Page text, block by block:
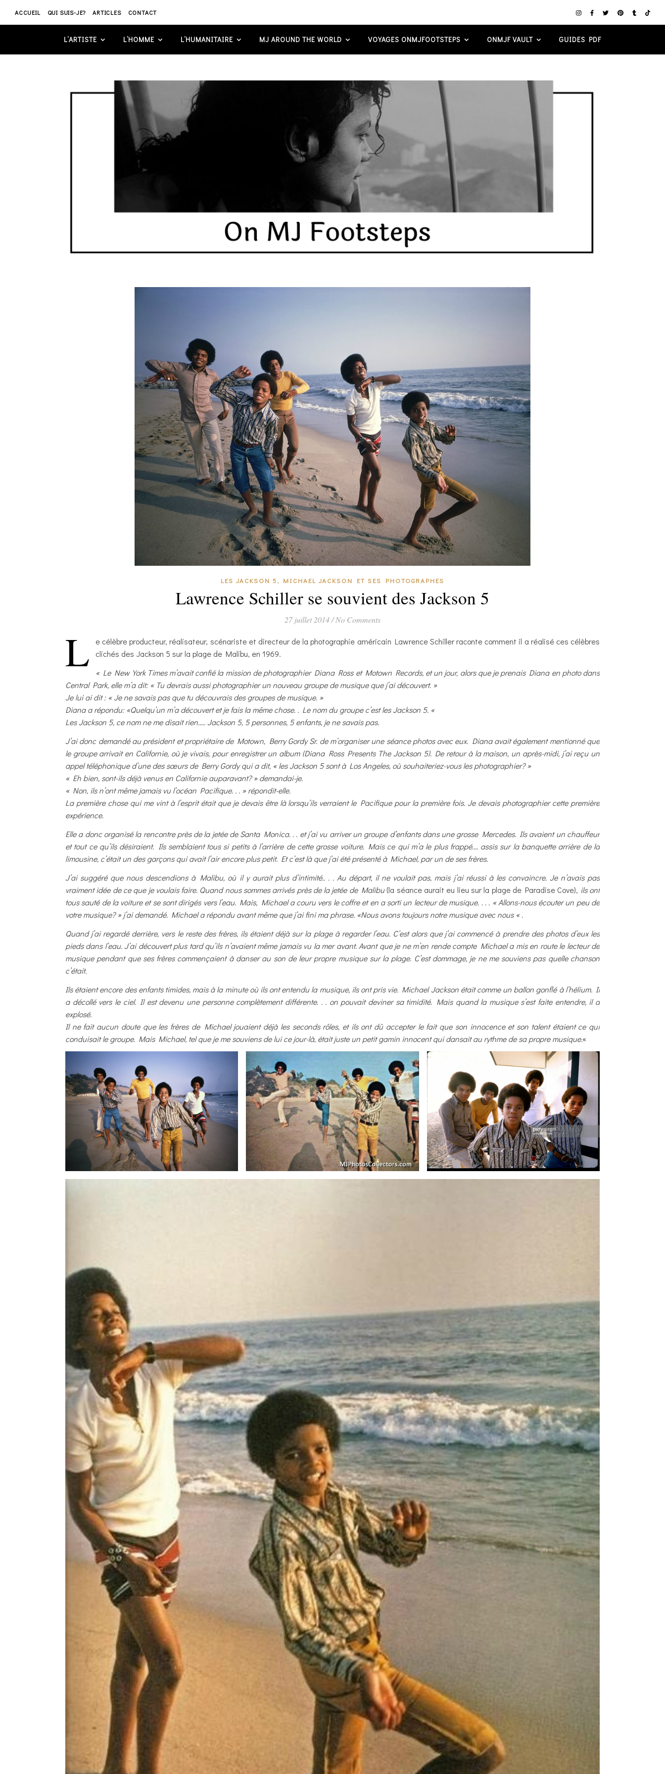
ACCUEIL QUI SUIS-JE? ARTICLES CONTACT
L’ARTISTE L’HOMME L’HUMANITAIRE MJ AROUND THE WORLD VOYAGES ONMJFOOTSTEPS ONMJF VAULT GUIDES PDF
LES JACKSON 5, MICHAEL JACKSON ET SES PHOTOGRAPHES
Lawrence Schiller se souvient des Jackson 5
27 juillet 2014/ No Comments
L
e célèbre producteur, réalisateur, scénariste et directeur de la photographie américain Lawrence Schiller raconte comment il a réalisé ces célèbres
clichés des Jackson 5 sur la plage de Malibu, en 1969.
« Le New York Times m’avait confié la mission de photographier Diana Ross et Motown Records, et un jour, alors que je prenais Diana en photo dans
Central Park, elle m’a dit: « Tu devrais aussi photographier un nouveau groupe de musique que j’ai découvert. »
Je lui ai dit : « Je ne savais pas que tu découvrais des groupes de musique. »
Diana a répondu: «Quelqu’un m’a découvert et je fais la même chose. . Le nom du groupe c’est les Jackson 5. «
Les Jackson 5, ce nom ne me disait rien….. Jackson 5, 5 personnes, 5 enfants, je ne savais pas.
J’ai donc demandé au président et propriétaire de Motown, Berry Gordy Sr. de m’organiser une séance photos avec eux. Diana avait également mentionné que
le groupe arrivait en Californie, où je vivais, pour enregistrer un album (Diana Ross Presents The Jackson 5). De retour à la maison, un après-midi, j’ai reçu un
appel téléphonique d’une des sœurs de Berry Gordy qui a dit, « les Jackson 5 sont à Los Angeles, où souhaiteriez-vous les photographier? »
« Eh bien, sont-ils déjà venus en Californie auparavant? » demandai-je.
« Non, ils n’ont même jamais vu l’océan Pacifique. . . » répondit-elle.
La première chose qui me vint à l’esprit était que je devais être là lorsqu’ils verraient le Pacifique pour la première fois. Je devais photographier cette première
expérience.
Elle a donc organisé la rencontre près de la jetée de Santa Monica. . . et j’ai vu arriver un groupe d’enfants dans une grosse Mercedes. Ils avaient un chauffeur
et tout ce qu’ils désiraient. Ils semblaient tous si petits à l’arrière de cette grosse voiture. Mais ce qui m’a le plus frappé…. assis sur la banquette arrière de la
limousine, c’était un des garçons qui avait l’air encore plus petit. Et c’est là que j’ai été présenté à Michael, par un de ses frères.
J’ai suggéré que nous descendions à Malibu, où il y aurait plus d’intimité.. . . Au départ, il ne voulait pas, mais j’ai réussi à les convaincre. Je n’avais pas
vraiment idée de ce que je voulais faire. Quand nous sommes arrivés près de la jetée de Malibu(la séance aurait eu lieu sur la plage de Paradise Cove), ils ont
tous sauté de la voiture et se sont dirigés vers l’eau. Mais, Michael a couru vers le coffre et en a sorti un lecteur de musique. . . . « Allons-nous écouter un peu de
votre musique? » j’ai demandé. Michael a répondu avant même que j’ai fini ma phrase. «Nous avons toujours notre musique avec nous « .
Quand j’ai regardé derrière, vers le reste des frères, ils étaient déjà sur la plage à regarder l’eau. C’est alors que j’ai commencé à prendre des photos d’eux les
pieds dans l’eau. J’ai découvert plus tard qu’ils n’avaient même jamais vu la mer avant. Avant que je ne m’en rende compte Michael a mis en route le lecteur de
musique pendant que ses frères commençaient à danser au son de leur propre musique sur la plage. C’est dommage, je ne me souviens pas quelle chanson
c’était.
Ils étaient encore des enfants timides, mais à la minute où ils ont entendu la musique, ils ont pris vie. Michael Jackson était comme un ballon gonflé à l’hélium. Il
a décollé vers le ciel. Il est devenu une personne complètement différente. . . on pouvait deviner sa timidité. Mais quand la musique s’est faite entendre, il a
explosé.
Il ne fait aucun doute que les frères de Michael jouaient déjà les seconds rôles, et ils ont dû accepter le fait que son innocence et son talent étaient ce qui
conduisait le groupe. Mais Michael, tel que je me souviens de lui ce jour-là, était juste un petit gamin innocent qui dansait au rythme de sa propre musique.«